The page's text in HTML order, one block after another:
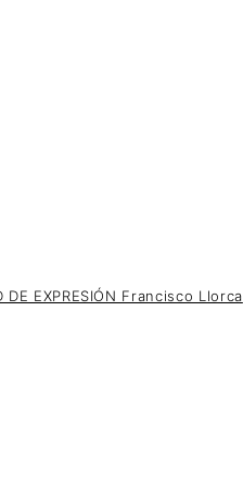
DE EXPRESIÓN Francisco Llorca